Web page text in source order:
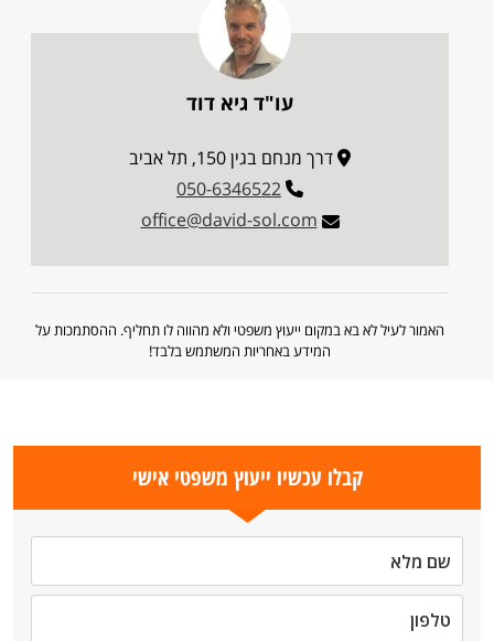
עו"ד גיא דוד
דרך מנחם בגין 150, תל אביב
050-6346522
office@david-sol.com
האמור לעיל לא בא במקום ייעוץ משפטי ולא מהווה לו תחליף. ההסתמכות על
המידע באחריות המשתמש בלבד!
קבלו עכשיו ייעוץ משפטי אישי